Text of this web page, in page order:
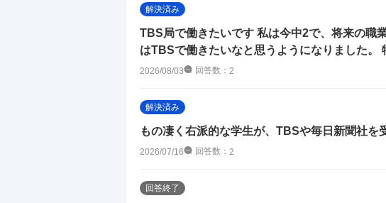
解決済み
TBS局で働きたいです 私は今中2で、将来の職
はTBSで働きたいなと思うようになりました。
2026/08/03 回答数： 2
解決済み
もの凄く右派的な学生が、TBSや毎日新聞社を
2026/07/16 回答数： 2
回答終了